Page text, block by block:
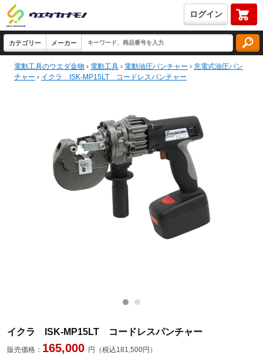
ログイン
電動工具のウエダ金物 › 電動工具 › 電動油圧パンチャー › 充電式油圧パン
チャー › イクラ ISK-MP15LT コードレスパンチャー
イクラ ISK-MP15LT コードレスパンチャー
販売価格： 165,000 円（税込181,500円）